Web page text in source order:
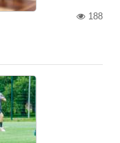
188